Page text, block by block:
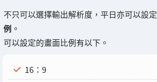
不只可以選擇輸出解析度，平日亦可以設定
例 。
可以設定的畫面比例有以下。
16：9